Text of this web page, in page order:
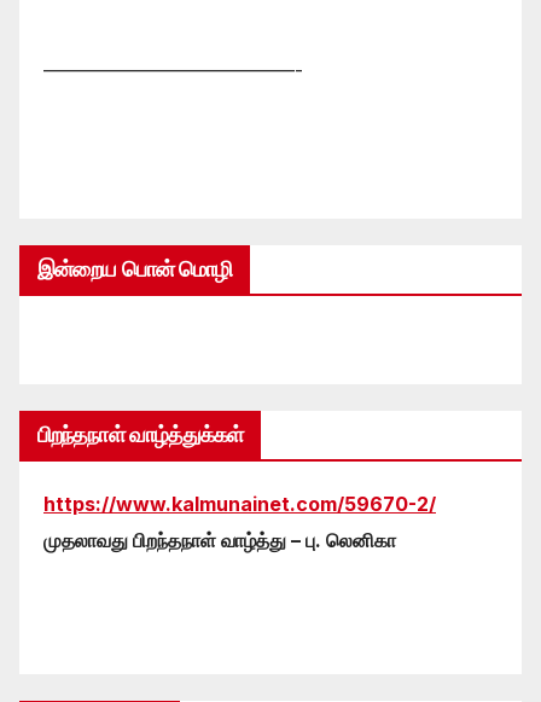
—————————————-
இன்றைய பொன் மொழி
பிறந்தநாள் வாழ்த்துக்கள்
https://www.kalmunainet.com/59670-2/
முதலாவது பிறந்தநாள் வாழ்த்து – பு. லெனிகா